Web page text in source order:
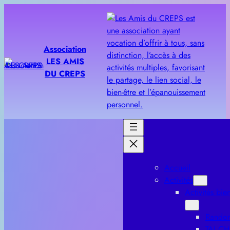
Association
LES AMIS
DU CREPS
Accueil
Activités
Activités